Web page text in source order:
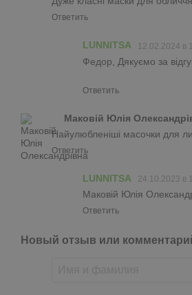
Ответить
LUNNITSA 12.02.2024 в
Федор, Дякуємо за
Ответить
Маковій Юлія
Найулюбленіші масочки для
Ответить
LUNNITSA 24.10.2023 в
Маковій Юлія
Ответить
Новый отзыв или